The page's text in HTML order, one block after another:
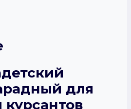
для
курсантов